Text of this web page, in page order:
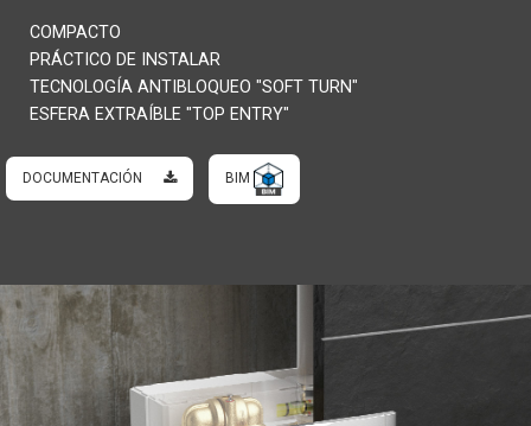
COMPACTO
PRÁCTICO DE INSTALAR
TECNOLOGÍA ANTIBLOQUEO "SOFT TURN"
ESFERA EXTRAÍBLE "TOP ENTRY"
DOCUMENTACIÓN BIM